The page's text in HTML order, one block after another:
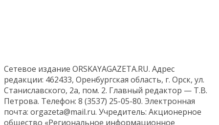
Сетевое издание ORSKAYAGAZETA.RU. Адрес
редакции: 462433, Оренбургская область, г. Орск, ул.
Станиславского, 2а, пом. 2. Главный редактор — Т.В.
Петрова. Телефон: 8 (3537) 25-05-80. Электронная
почта: orgazeta@mail.ru. Учредитель: Акционерное
общество «Региональное информационное